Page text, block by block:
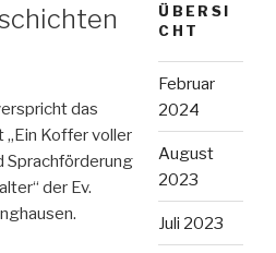
das
Koffer voller
Sprachförderung
der Ev.
ÜBERSI
CHT
Februar
2024
August
2023
Juli 2023